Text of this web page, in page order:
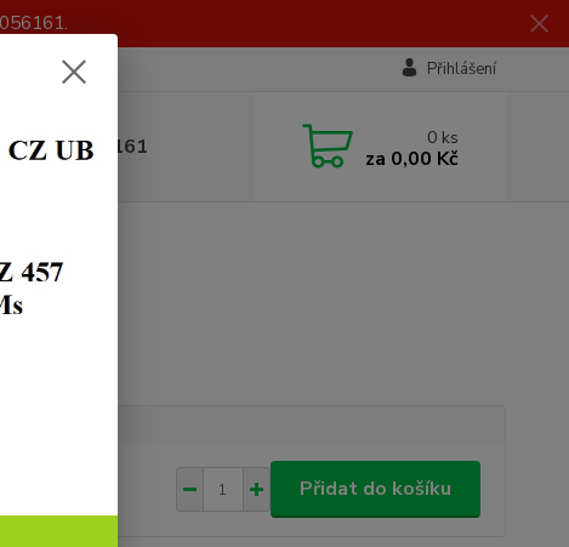
Přihlášení
605 056 161 0 ks
za 0,00 Kč
Přidat do košíku